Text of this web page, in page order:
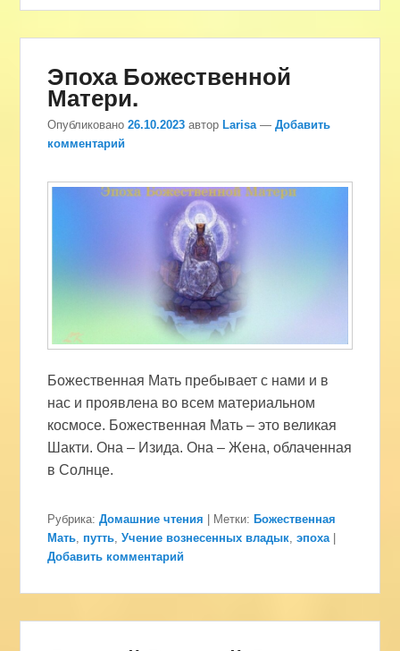
Эпоха Божественной
Матери.
Опубликовано26.10.2023 автор Larisa —Добавить
комментарий
Божественная Мать пребывает с нами и в
нас и проявлена во всем материальном
космосе. Божественная Мать – это великая
Шакти. Она – Изида. Она – Жена, облаченная
в Солнце.
Рубрика: Домашние чтения Метки: Божественная
Мать, путть,Учение вознесенных владык,эпоха
Добавить комментарий